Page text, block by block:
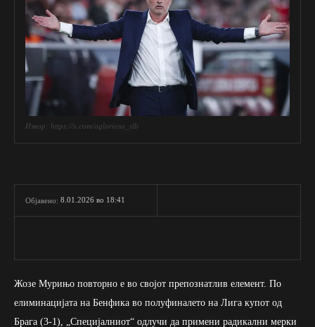
Извор: https://x.com/oglorioso_slb
Објавено: 8.01.2026 во 18:41
Жозе Мурињо повторно е во својот препознатлив елемент. По
елиминацијата на Бенфика во полуфиналето на Лига купот од
Брага (3-1), „Специјалниот“ одлучи да примени радикални мерки